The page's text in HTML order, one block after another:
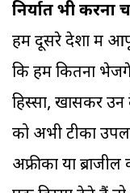
निर्यात भी करना
हमें दूसरे देशों में
कि हम कितना
हिस्सा, खासकर उन
को अभी टीका
अफ्रीका या